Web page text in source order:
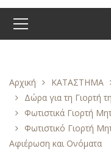
Αρχική ΚΑΤΑΣΤΗΜΑ
Δώρα για τη Γιορτή
Φωτιστικά Γιορτή
Φωτιστικό Γιορτή
Αφιέρωση και Ονόματα